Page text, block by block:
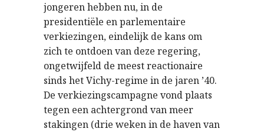
jongeren hebben nu, in de
presidentiële en parlementaire
verkiezingen, eindelijk de kans om
zich te ontdoen van deze regering,
ongetwijfeld de meest reactionaire
sinds het Vichy-regime in de jaren ’40.
De verkiezingscampagne vond plaats
tegen een achtergrond van meer
stakingen (drie weken in de haven van